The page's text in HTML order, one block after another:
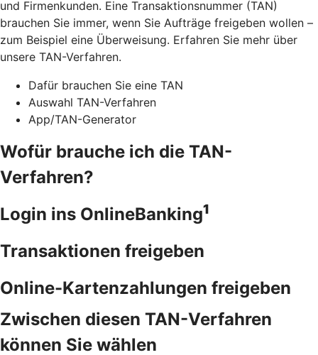
und Firmenkunden. Eine Transaktionsnummer (TAN)
brauchen Sie immer, wenn Sie Aufträge freigeben wollen –
zum Beispiel eine Überweisung. Erfahren Sie mehr über
unsere TAN-Verfahren.
Dafür brauchen Sie eine TAN
Auswahl TAN-Verfahren
App/TAN-Generator
Wofür brauche ich die TAN-
Verfahren?
Login ins OnlineBanking1
Transaktionen freigeben
Online-Kartenzahlungen freigeben
Zwischen diesen TAN-Verfahren
können Sie wählen